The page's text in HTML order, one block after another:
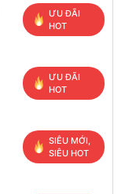
ƯU ĐÃI
HOT
ƯU ĐÃI
HOT
SIÊU MỚI,
SIÊU HOT